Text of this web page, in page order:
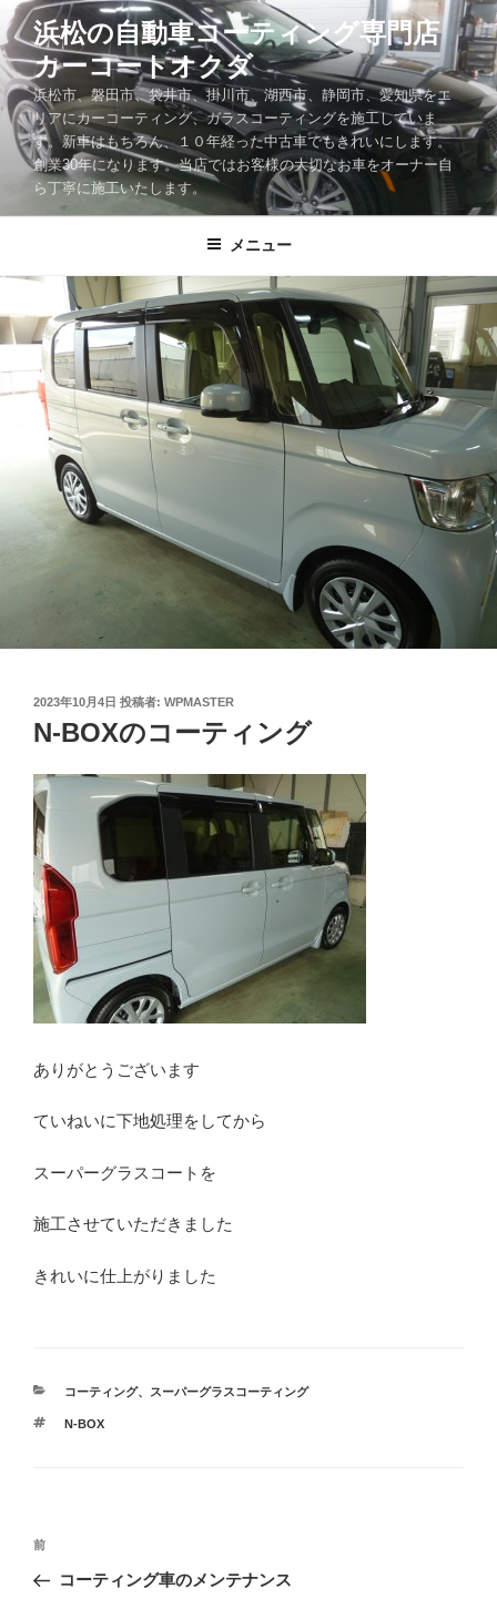
コ
ン
テ
ン
ツ
へ
浜松の自動車コーティング専門店
カーコートオクダ
浜松市、磐田市、袋井市、掛川市、湖西市、静岡市、愛知県をエ
リアにカーコーティング、ガラスコーティングを施工していま
す。新車はもちろん、１０年経った中古車でもきれいにします。
創業30年になります。当店ではお客様の大切なお車をオーナー自
ら丁寧に施工いたします。
メニュー
投
稿
日:
2023年10月4日 投稿者: WPMASTER
N-BOXのコーティング
ありがとうございます
ていねいに下地処理をしてから
スーパーグラスコートを
施工させていただきました
きれいに仕上がりました
カ
ゴ
コーティング、 スーパーグラスコーティング
タ
N-BOX
投
ナ
前
の
前
コーティング車のメンテナンス